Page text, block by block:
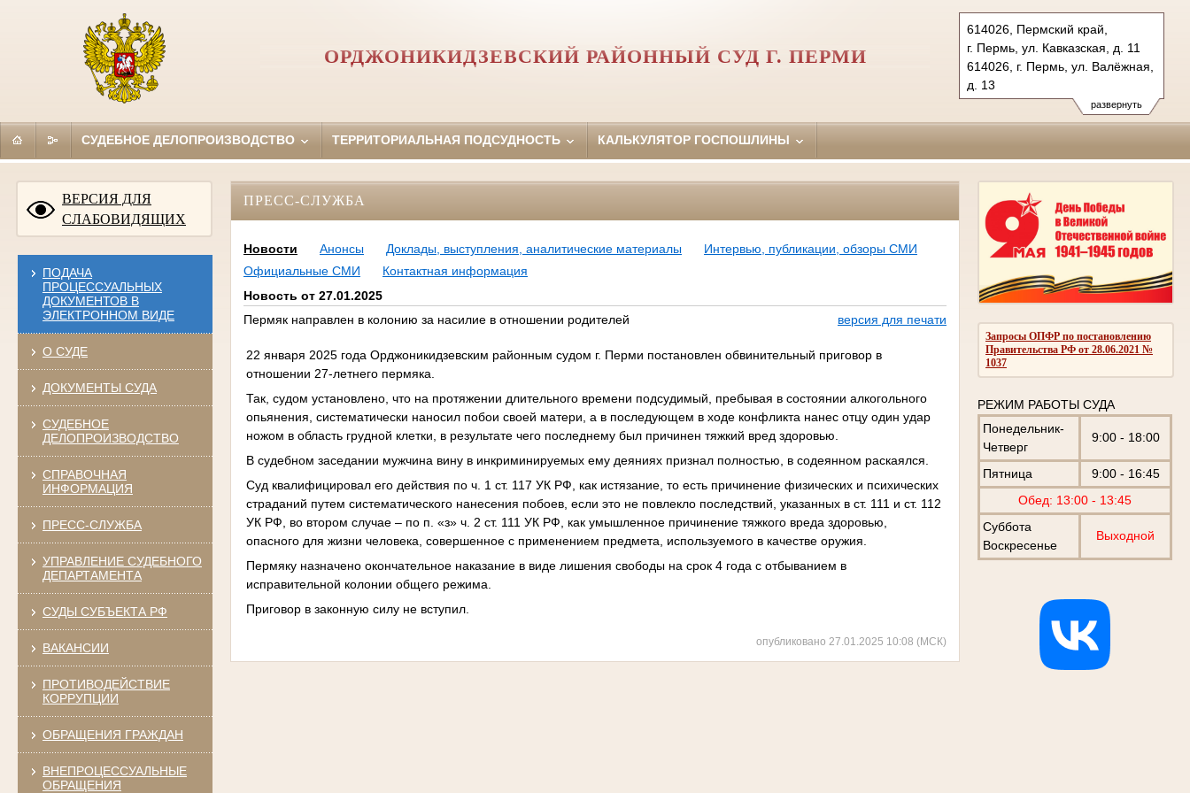
развернуть
614026, Пермский край,
г. Пермь, ул. Кавказская, д. 11
614026, г. Пермь, ул. Валёжная,
д. 13
Тел.: (342) 284-32-67(угол.)
(342) 263-48-51(гражд.)
ОРДЖОНИКИДЗЕВСКИЙ РАЙОННЫЙ СУД Г. ПЕРМИ
СУДЕБНОЕ ДЕЛОПРОИЗВОДСТВО ТЕРРИТОРИАЛЬНАЯ ПОДСУДНОСТЬ КАЛЬКУЛЯТОР ГОСПОШЛИНЫ
ВЕРСИЯ ДЛЯ
СЛАБОВИДЯЩИХ
ПОДАЧА
ПРОЦЕССУАЛЬНЫХ
ДОКУМЕНТОВ В
ЭЛЕКТРОННОМ ВИДЕ
О СУДЕ
ДОКУМЕНТЫ СУДА
СУДЕБНОЕ
ДЕЛОПРОИЗВОДСТВО
СПРАВОЧНАЯ
ИНФОРМАЦИЯ
ПРЕСС-СЛУЖБА
УПРАВЛЕНИЕ СУДЕБНОГО
ДЕПАРТАМЕНТА
СУДЫ СУБЪЕКТА РФ
ВАКАНСИИ
ПРОТИВОДЕЙСТВИЕ
КОРРУПЦИИ
ОБРАЩЕНИЯ ГРАЖДАН
ВНЕПРОЦЕССУАЛЬНЫЕ
ОБРАЩЕНИЯ
Запросы ОПФР по постановлению
Правительства РФ от 28.06.2021 №
1037
РЕЖИМ РАБОТЫ СУДА
Понедельник-
Четверг
9:00 - 18:00
Пятница
9:00 - 16:45
Обед: 13:00 - 13:45
Суббота
Воскресенье
Выходной
ПРЕСС-СЛУЖБА
Новости Анонсы Доклады, выступления, аналитические материалы
Интервью, публикации, обзоры СМИ
Официальные СМИ
Контактная информация
Новость от 27.01.2025
Пермяк направлен в колонию за насилие в отношении родителей
версия для печати
22 января 2025 года Орджоникидзевским районным судом г. Перми постановлен обвинительный приговор в
отношении 27-летнего пермяка.
Так, судом установлено, что на протяжении длительного времени подсудимый, пребывая в состоянии алкогольного
опьянения, систематически наносил побои своей матери, а в последующем в ходе конфликта нанес отцу один удар
ножом в область грудной клетки, в результате чего последнему был причинен тяжкий вред здоровью.
В судебном заседании мужчина вину в инкриминируемых ему деяниях признал полностью, в содеянном раскаялся.
Суд квалифицировал его действия по ч. 1 ст. 117 УК РФ, как истязание, то есть причинение физических и психических
страданий путем систематического нанесения побоев, если это не повлекло последствий, указанных в ст. 111 и ст. 112
УК РФ, во втором случае – по п. «з» ч. 2 ст. 111 УК РФ, как умышленное причинение тяжкого вреда здоровью,
опасного для жизни человека, совершенное с применением предмета, используемого в качестве оружия.
Пермяку назначено окончательное наказание в виде лишения свободы на срок 4 года с отбыванием в
исправительной колонии общего режима.
Приговор в законную силу не вступил.
опубликовано 27.01.2025 10:08 (МСК)